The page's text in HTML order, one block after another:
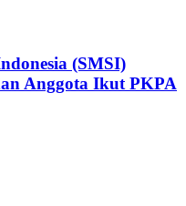
(SMSI)
Anggota Ikut PKPA